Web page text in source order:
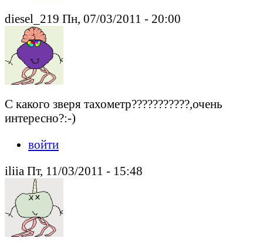
diesel_219 Пн, 07/03/2011 - 20:00
С какого зверя тахометр???????????,очень
интересно?:-)
войти
iliia Пт, 11/03/2011 - 15:48